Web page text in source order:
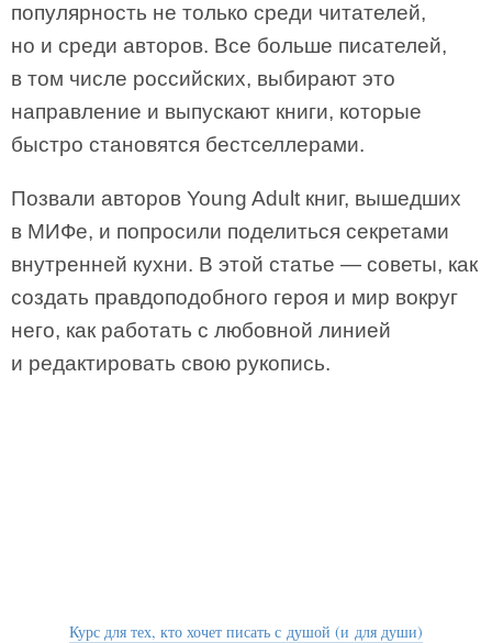
популярность не только среди читателей,
но и среди авторов. Все больше писателей,
в том числе российских, выбирают это
направление и выпускают книги, которые
быстро становятся бестселлерами.
Позвали авторов Young Adult книг, вышедших
в МИФе, и попросили поделиться секретами
внутренней кухни. В этой статье — советы, как
создать правдоподобного героя и мир вокруг
него, как работать с любовной линией
и редактировать свою рукопись.
Курс для тех, кто хочет писать с душой (и для души)